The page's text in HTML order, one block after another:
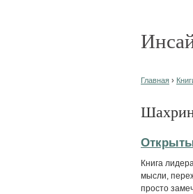
Главная ›
Книга
мысли,
просто